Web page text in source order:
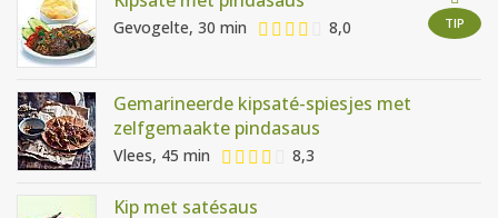
TIP
Gevogelte, 30 min 8,0
Gemarineerde kipsaté-spiesjes met
zelfgemaakte pindasaus
Vlees, 45 min 8,3
Kip met satésaus